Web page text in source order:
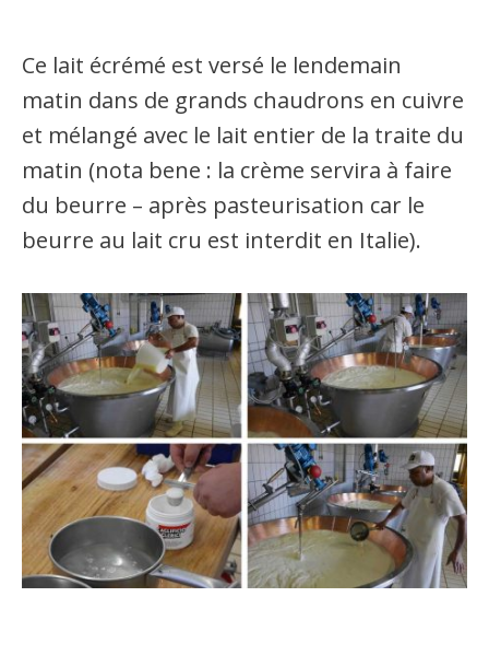
Ce lait écrémé est versé le lendemain
matin dans de grands chaudrons en cuivre
et mélangé avec le lait entier de la traite du
matin (nota bene : la crème servira à faire
du beurre – après pasteurisation car le
beurre au lait cru est interdit en Italie).